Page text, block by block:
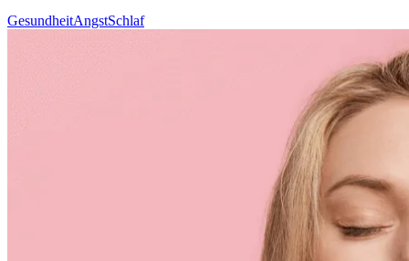
GesundheitAngstSchlaf